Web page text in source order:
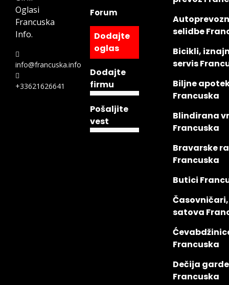
Oglasi
Francuska
Info.
info@francuska.info
+33621626641
Forum
Dodajte
oglas
Dodajte
firmu
Pošaljite
vest
selidbe
Bicikli,
servis
Biljne
Francuska
Blindirana
Francuska
Bravarske
Francuska
Butici
satova
Francuska
Dečija
Francuska